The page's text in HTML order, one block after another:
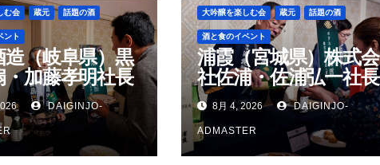
む会 蔵元 話題の酒
ント
造（岐阜県）黒
・加藤孝明社長
DAIGINJO-
大吟醸を楽しむ会 蔵元 話題の酒
酒と食のイベント
浦霞（宮城県）株式会
社佐浦・佐浦弘一社長
8月 4, 2026 DAIGINJO-
ADMASTER